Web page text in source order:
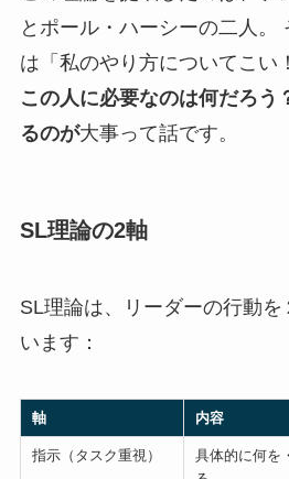
とポール・ハーシーの二人。
は「私のやり方についてこい
この人に必要なのは何だろう
るのが大事って話です。
SL理論の2軸
SL理論は、リーダーの行動
います：
軸 内容
指示（タスク重視）
具体的に何を